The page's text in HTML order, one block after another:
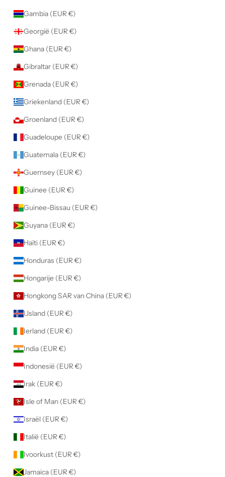
Gambia (EUR €)
Georgië (EUR €)
Ghana (EUR €)
Gibraltar (EUR €)
Grenada (EUR €)
Griekenland (EUR €)
Groenland (EUR €)
Guadeloupe (EUR €)
Guatemala (EUR €)
Guernsey (EUR €)
Guinee (EUR €)
Guinee-Bissau (EUR €)
Guyana (EUR €)
Haïti (EUR €)
Honduras (EUR €)
Hongarije (EUR €)
Hongkong SAR van China (EUR €)
IJsland (EUR €)
Ierland (EUR €)
India (EUR €)
Indonesië (EUR €)
Irak (EUR €)
Isle of Man (EUR €)
Israël (EUR €)
Italië (EUR €)
Ivoorkust (EUR €)
Jamaica (EUR €)